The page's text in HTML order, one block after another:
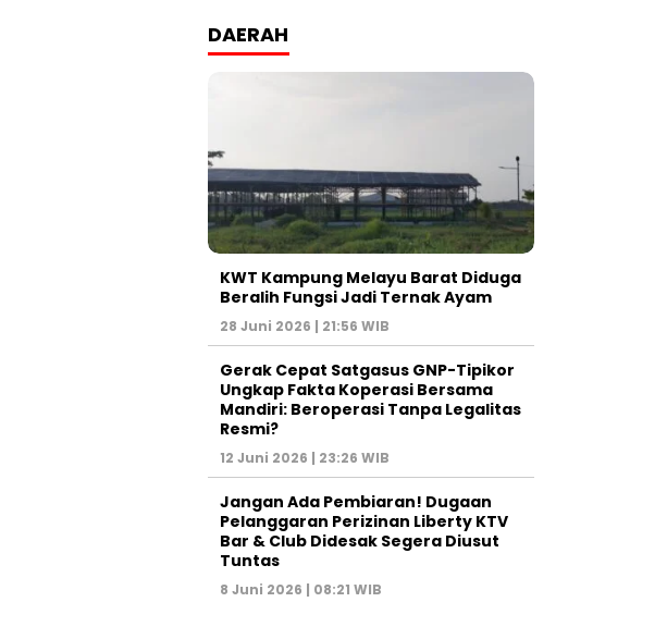
DAERAH
KWT Kampung Melayu Barat Diduga
Beralih Fungsi Jadi Ternak Ayam
28 Juni 2026 | 21:56 WIB
Gerak Cepat Satgasus GNP-Tipikor
Ungkap Fakta Koperasi Bersama
Mandiri: Beroperasi Tanpa Legalitas
Resmi?
12 Juni 2026 | 23:26 WIB
Jangan Ada Pembiaran! Dugaan
Pelanggaran Perizinan Liberty KTV
Bar & Club Didesak Segera Diusut
Tuntas
8 Juni 2026 | 08:21 WIB